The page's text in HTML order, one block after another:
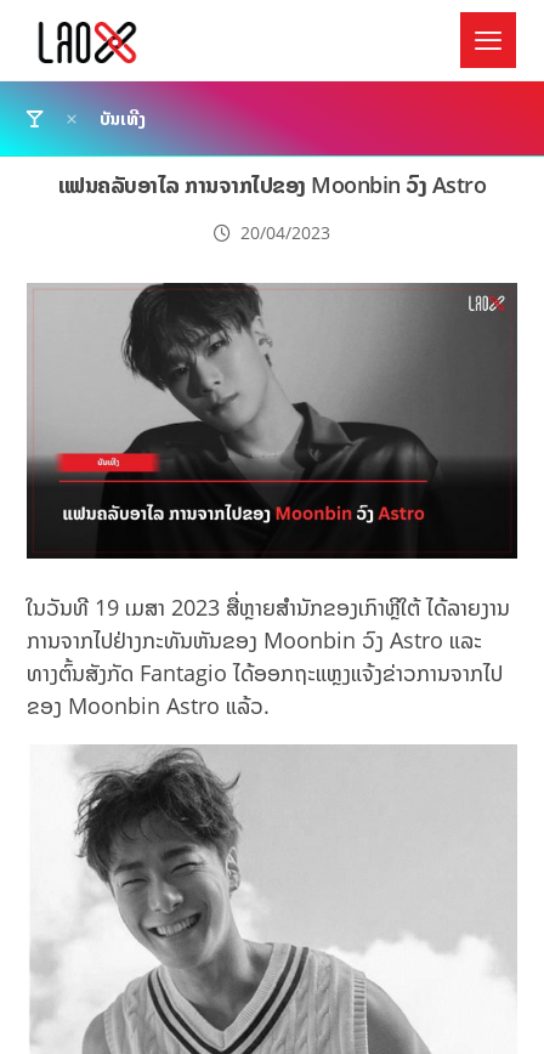
ບັນເທີງ
ແຟນຄລັບອາໄລ ການຈາກໄປຂອງ Moonbin ວົງ Astro
20/04/2023
ໃນວັນທີ 19 ເມສາ 2023 ສື່ຫຼາຍສຳນັກຂອງເກົາຫຼີໃຕ້ ໄດ້ລາຍງານ
ການຈາກໄປຢ່າງກະທັນຫັນຂອງ Moonbin ວົງ Astro ແລະ
ທາງຕົ້ນສັງກັດ Fantagio ໄດ້ອອກຖະແຫຼງແຈ້ງຂ່າວການຈາກໄປ
ຂອງ Moonbin Astro ແລ້ວ.